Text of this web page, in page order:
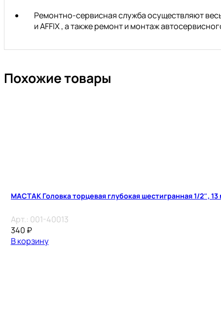
Ремонтно-сервисная служба осуществляют
и AFFIX , а также ремонт и монтаж
Похожие товары
МАСТАК Головка торцевая глубокая шестигранная 1/2″, 13
Арт.: 001-40013
340 ₽
В корзину